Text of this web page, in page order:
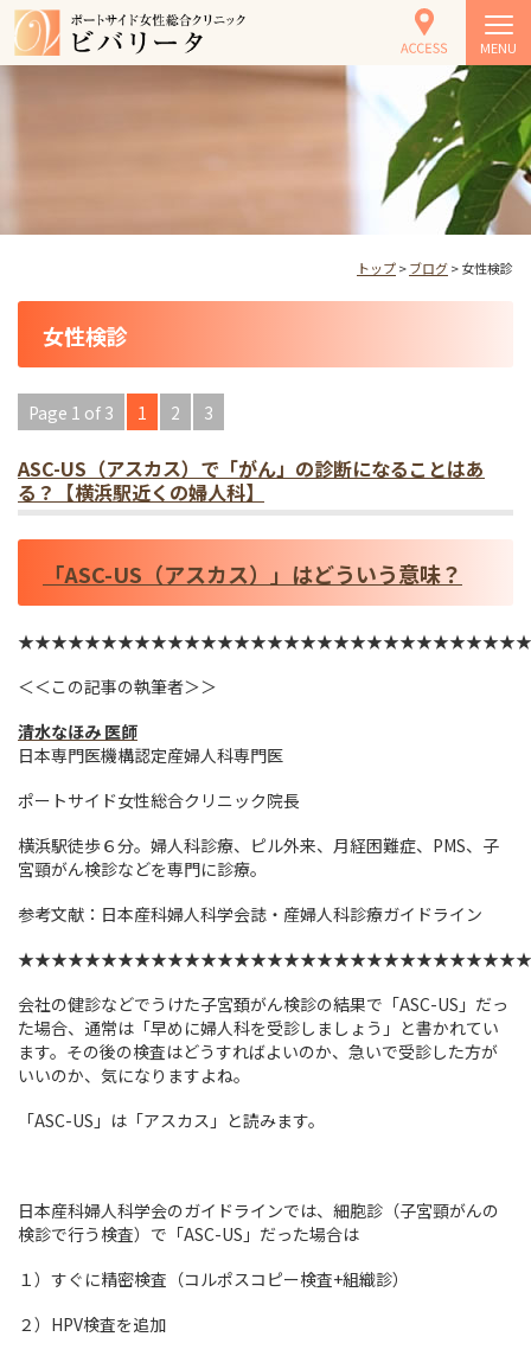
MENU
トップ>ブログ> 女性検診
女性検診
Page 1 of 3 1 2 3
ASC-US（アスカス）で「がん」の診断になることはあ
る？【横浜駅近くの婦人科】
「ASC-US（アスカス）」はどういう意味？
＜＜この記事の執筆者＞＞
清水なほみ 医師
日本専門医機構認定産婦人科専門医
ポートサイド女性総合クリニック院長
横浜駅徒歩６分。婦人科診療、ピル外来、月経困難症、PMS、子
宮頸がん検診などを専門に診療。
参考文献：日本産科婦人科学会誌・産婦人科診療ガイドライン
会社の健診などでうけた子宮頚がん検診の結果で「ASC-US」だっ
た場合、通常は「早めに婦人科を受診しましょう」と書かれてい
ます。その後の検査はどうすればよいのか、急いで受診した方が
いいのか、気になりますよね。
「ASC-US」は「アスカス」と読みます。
日本産科婦人科学会のガイドラインでは、細胞診（子宮頸がんの
検診で行う検査）で「ASC-US」だった場合は
１）すぐに精密検査（コルポスコピー検査+組織診）
２）HPV検査を追加